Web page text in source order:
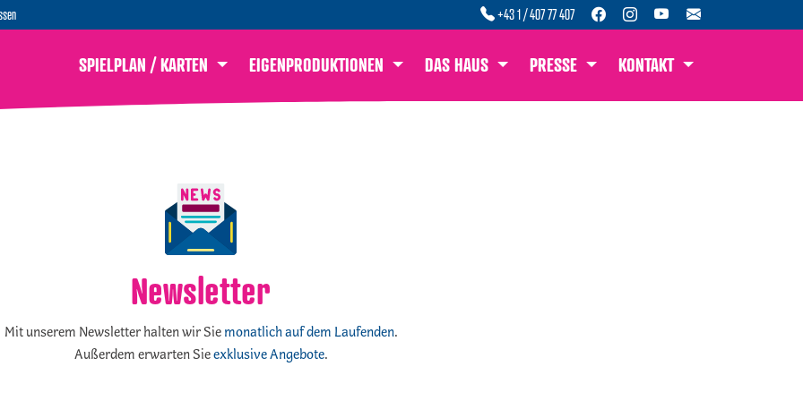
+43 1 / 407 77 407
SPIELPLAN / KARTEN EIGENPRODUKTIONEN DAS HAUS PRESSE KONTAKT
Newsletter
Mit unserem Newsletter halten wir Siemonatlich auf dem Laufenden.
Außerdem erwarten Sieexklusive Angebote.